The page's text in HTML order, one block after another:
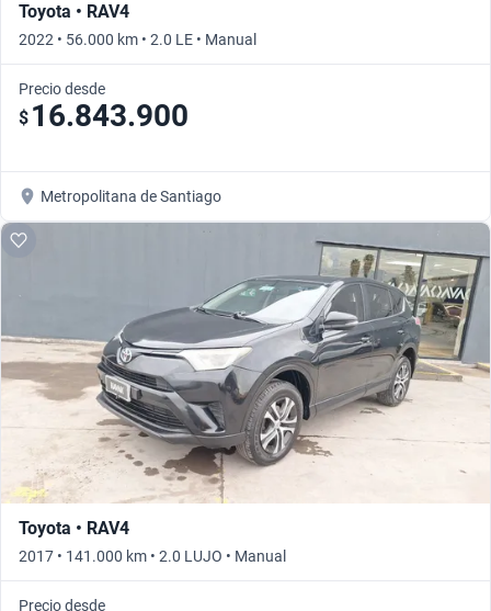
Toyota • RAV4
2022 • 56.000 km • 2.0 LE • Manual
Precio desde
$ 16.843.900
Metropolitana de Santiago
Toyota • RAV4
2017 • 141.000 km • 2.0 LUJO • Manual
Precio desde